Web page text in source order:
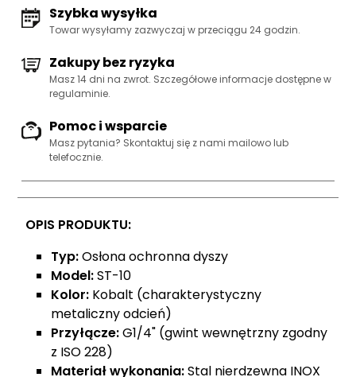
Szybka wysyłka
Towar wysyłamy zazwyczaj w przeciągu 24 godzin.
Zakupy bez ryzyka
Masz 14 dni na zwrot. Szczegółowe informacje dostępne w
regulaminie.
Pomoc i wsparcie
Masz pytania? Skontaktuj się z nami mailowo lub
telefocznie.
OPIS PRODUKTU:
Typ:Osłona ochronna dyszy
Model:ST-10
Kolor: Kobalt (charakterystyczny
metaliczny odcień)
Przyłącze:G1/4" (gwint wewnętrzny zgodny
z ISO 228)
Materiał wykonania:Stal nierdzewna INOX